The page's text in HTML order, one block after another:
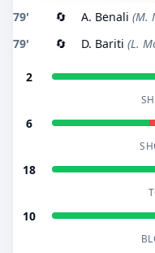
79' 🔄 A. Benali (M.
79' 🔄 D. Bariti (L.
2
6
18
10